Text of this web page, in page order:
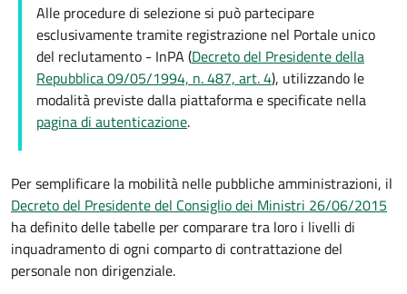
Alle procedure di selezione si può partecipare
esclusivamente tramite registrazione nel Portale unico
del reclutamento - InPA (Decreto del Presidente della
Repubblica 09/05/1994, n. 487, art. 4), utilizzando le
modalità previste dalla piattaforma e specificate nella
pagina di autenticazione.
Per semplificare la mobilità nelle pubbliche amministrazioni, il
Decreto del Presidente del Consiglio dei Ministri 26/06/2015
ha definito delle tabelle per comparare tra loro i livelli di
inquadramento di ogni comparto di contrattazione del
personale non dirigenziale.